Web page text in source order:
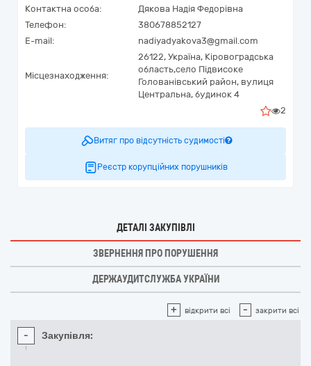
Контактна особа:
Дякова Надія Федорівна
Телефон:
380678852127
E-mail:
nadiyadyakova3@gmail.com
Місцезнаходження:
26122, Україна, Кіровоградська
область,село Підвисоке
Голованівський район, вулиця
Центральна, будинок 4
2
Витяг про відсутність судимості
Реєстр корупційних порушників
ДЕТАЛІ ЗАКУПІВЛІ
ЗВЕРНЕННЯ ПРО ПОРУШЕННЯ
ДЕРЖАУДИТСЛУЖБА УКРАЇНИ
+ відкрити всі - закрити всі
- Закупівля: